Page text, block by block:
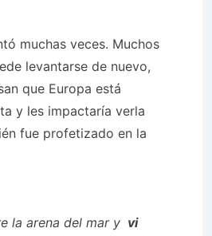
muchas veces. Muchos
levantarse de nuevo,
que Europa está
y les impactaría verla
fue profetizado en la
la arena del mar y vi